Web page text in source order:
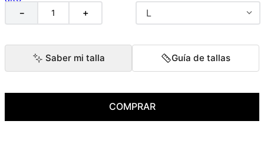
＋
－ L
Saber mi talla Guía de tallas
COMPRAR